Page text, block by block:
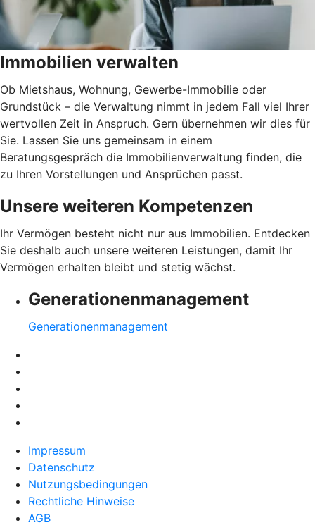
Immobilien verwalten
Ob Mietshaus, Wohnung, Gewerbe-Immobilie oder
Grundstück – die Verwaltung nimmt in jedem Fall viel Ihrer
wertvollen Zeit in Anspruch. Gern übernehmen wir dies für
Sie. Lassen Sie uns gemeinsam in einem
Beratungsgespräch die Immobilienverwaltung finden, die
zu Ihren Vorstellungen und Ansprüchen passt.
Unsere weiteren Kompetenzen
Ihr Vermögen besteht nicht nur aus Immobilien. Entdecken
Sie deshalb auch unsere weiteren Leistungen, damit Ihr
Vermögen erhalten bleibt und stetig wächst.
Generationenmanagement
Generationenmanagement
Impressum
Datenschutz
Nutzungsbedingungen
Rechtliche Hinweise
AGB